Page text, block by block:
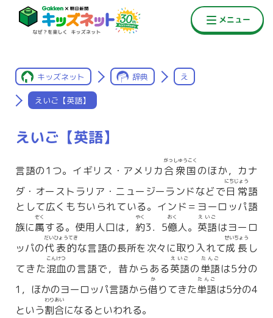
キッズネット 辞典 え
えいご【英語】
えいご【英語】
言語の1つ。イギリス・アメリカ合衆国
がっしゅうこく
のほか，カナ
ダ・オーストラリア・ニュージーランドなどで日常
にちじょう
語
として広くもちいられている。インド＝ヨーロッパ語
族に属
ぞく
する。使用人口は， 約
やく
3．5億
おく
人。 英語
えいご
はヨーロ
ッパの代表的
だいひょうてき
な言語の長所を次々に取り入れて成長
せいちょう
し
てきた混血
こんけつ
の言語で，昔からある英語
えいご
の単語
たんご
は5分の
1，ほかのヨーロッパ言語から借
か
りてきた単語
たんご
は5分の4
という割合
わりあい
になるといわれる。